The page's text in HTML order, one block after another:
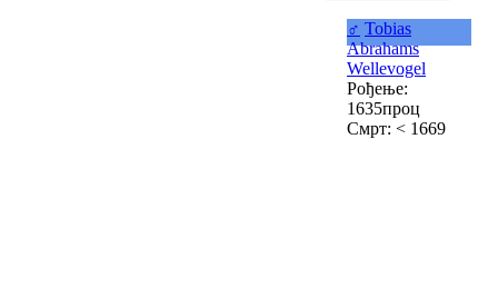
♂ Tobias
Abrahams
Wellevogel
Рођење:
1635проц
Смрт: < 1669